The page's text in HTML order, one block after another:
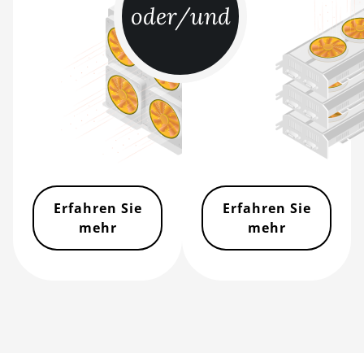
BITMAIN AntMiner
L9 Hyd 2U (27Gh)
BITMAIN AntMiner
S11
BITMAIN AntMiner
S15
BITMAIN AntMiner
BITMAIN AntMiner
S17 (53Th)
BITMAIN AntMiner
oder/und
Erfahren Sie
mehr
Erfahren Sie
mehr